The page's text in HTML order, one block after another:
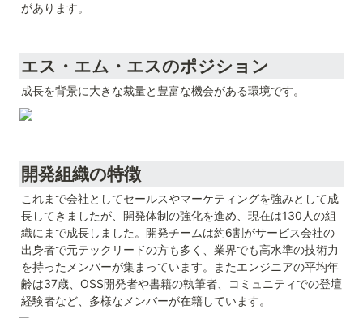
があります。
エス・エム・エスのポジション
成長を背景に大きな裁量と豊富な機会がある環境です。
開発組織の特徴
これまで会社としてセールスやマーケティングを強みとして成
長してきましたが、開発体制の強化を進め、現在は130人の組
織にまで成長しました。開発チームは約6割がサービス会社の
出身者で元テックリードの方も多く、業界でも高水準の技術力
を持ったメンバーが集まっています。またエンジニアの平均年
齢は37歳、OSS開発者や書籍の執筆者、コミュニティでの登壇
経験者など、多様なメンバーが在籍しています。